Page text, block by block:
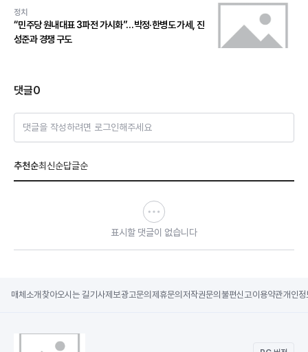
정치
“민주당 원내대표 3파전 가시화”…박정·한병도 가세, 진
성준과 경쟁 구도
댓글0
댓글을 작성하려면 로그인해주세요
추천순최신순답글순
표시할 댓글이 없습니다
매체소개 찾아오시는 길기사제보광고문의 제휴문의 저작권문의 불편신고이용약관개인정